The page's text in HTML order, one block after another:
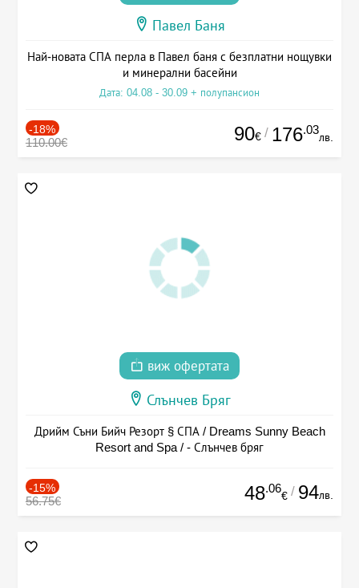
Павел Баня
Най-новата СПА перла в Павел баня с безплатни нощувки
и минерални басейни
Дата: 04.08 - 30.09 + полупансион
-18%
110.00€ 90€ / 176.03
лв.
виж офертата
Слънчев Бряг
Дрийм Съни Бийч Резорт § СПА / Dreams Sunny Beach
Resort and Spa / - Слънчев бряг
-15%
56.75€ 48.06
€ / 94лв.